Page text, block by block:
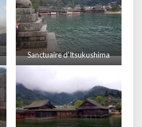
Sanctuaire d’Itsukushima